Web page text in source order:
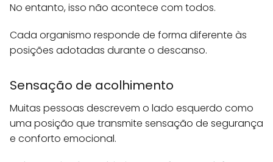
No entanto, isso não acontece com todos.
Cada organismo responde de forma diferente às
posições adotadas durante o descanso.
Sensação de acolhimento
Muitas pessoas descrevem o lado esquerdo como
uma posição que transmite sensação de segurança
e conforto emocional.